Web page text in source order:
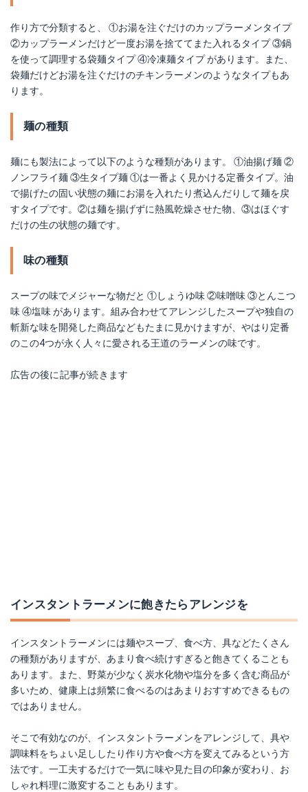
作り方で分類すると、 ①お湯を注ぐだけのカップラーメンタイプ
②カップラーメンだけど一度お湯を捨ててまた入れるタイプ ③鍋
を使って調理する袋麺タイプ ④冷凍麺タイプ があります。また、
袋麺だけどお湯を注ぐだけのチキンラーメンのようなタイプもあ
ります。
麺の種類
麺にも製法によって以下のような種類があります。 ①油揚げ麺 ②
ノンフライ麺 ③生タイプ麺 ①は一番よく見かける定番タイプ。油
で揚げたの固い状態の麺にお湯を入れたり煮込んだりして麺を戻
すタイプです。②は麺を揚げずに熱風乾燥させた物、③はほぐす
だけの生の状態の麺です。
味の種類
スープの味でメジャーな物だと ①しょうゆ味 ②味噌味 ③とんこつ
味 ④塩味 があります。組み合わせてアレンジしたスープや独自の
斬新な味を開発した商品などもたまに見かけますが、やはり定番
のこの4つが永く人々に愛される王道のラーメンの味です。
広告の後に記事が続きます
インスタントラーメンに飽きたらアレンジを
インスタントラーメンには麺やスープ、食べ方、具などたくさん
の種類がありますが、あまり食べ続けすぎると飽きてくることも
あります。また、野菜が少なく炭水化物や塩分を多く含む商品が
多いため、健康上は頻繁に食べるのはあまりおすすめできるもの
ではありません。
そこで有効なのが、インスタントラーメンをアレンジして、具や
調味料をちょい足ししたり作り方や食べ方を変えてみるという方
法です。一工夫するだけで一気に味や見た目の印象が変わり、お
しゃれ料理に激変することもあります。